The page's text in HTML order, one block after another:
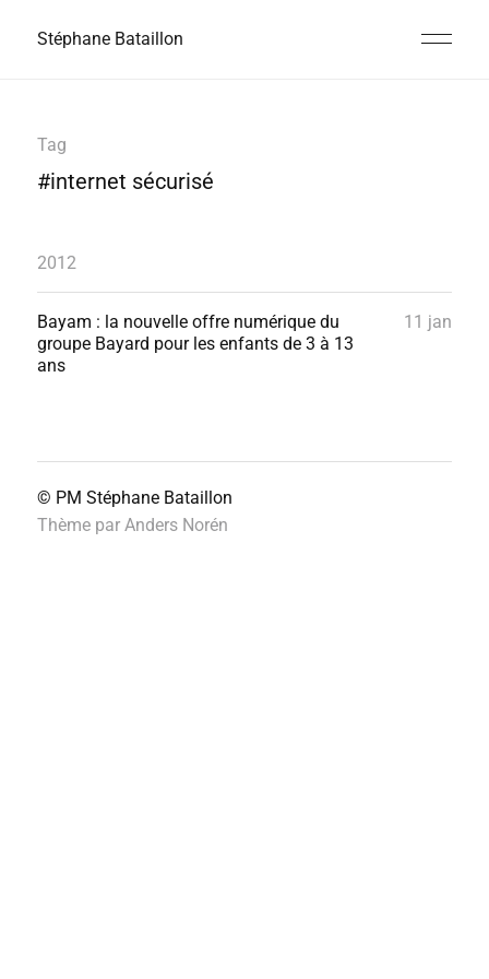
Stéphane Bataillon
Tag
#internet sécurisé
2012
Bayam : la nouvelle offre numérique du
groupe Bayard pour les enfants de 3 à 13
ans
11 jan
© PM Stéphane Bataillon
Thème par Anders Norén